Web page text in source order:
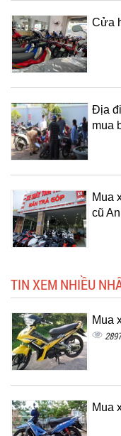
Cửa
Địa
mua
Mua
cũ
TIN XEM NHIỀU
Mua
Mua